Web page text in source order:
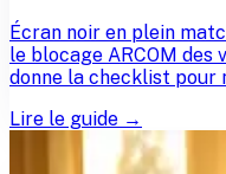
Écran noir en plein
le blocage ARCOM des
donne la checklist pour
Lire le guide →